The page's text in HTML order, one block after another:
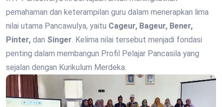
pemahaman dan keterampilan guru dalam menerapkan lima
nilai utama Pancawulya, yaitu Cageur, Bageur, Bener,
Pinter, dan Singer. Kelima nilai tersebut menjadi fondasi
penting dalam membangun Profil Pelajar Pancasila yang
sejalan dengan Kurikulum Merdeka.